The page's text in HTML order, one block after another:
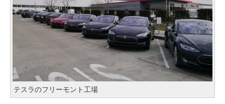
テスラのフリーモント工場